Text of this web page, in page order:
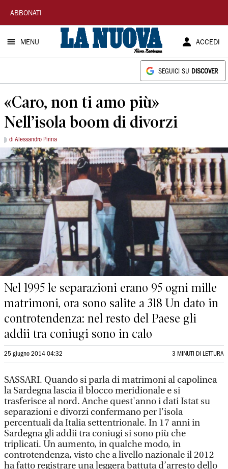
La
Nuova
Sardegna
ABBONATI
MENU ACCEDI
SEGUICI SU DISCOVER
«Caro, non ti amo più»
Nell’isola boom di divorzi
di Alessandro Pirina
Nel 1995 le separazioni erano 95 ogni mille
matrimoni, ora sono salite a 318 Un dato in
controtendenza: nel resto del Paese gli
addii tra coniugi sono in calo
25 giugno 2014 04:32 3 MINUTI DI LETTURA
SASSARI. Quando si parla di matrimoni al capolinea
la Sardegna lascia il blocco meridionale e si
trasferisce al nord. Anche quest'anno i dati Istat su
separazioni e divorzi confermano per l'isola
percentuali da Italia settentrionale. In 17 anni in
Sardegna gli addii tra coniugi si sono più che
triplicati. Un aumento, in qualche modo, in
controtendenza, visto che a livello nazionale il 2012
ha fatto registrare una leggera battuta d’arresto dello